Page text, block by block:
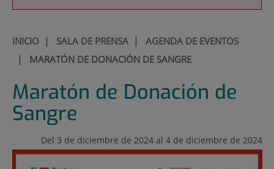
INICIO| SALA DE PRENSA| AGENDA DE EVENTOS
| MARATÓN DE DONACIÓN DE SANGRE
Maratón de Donación de
Sangre
Del 3 de diciembre de 2024 al 4 de diciembre de 2024